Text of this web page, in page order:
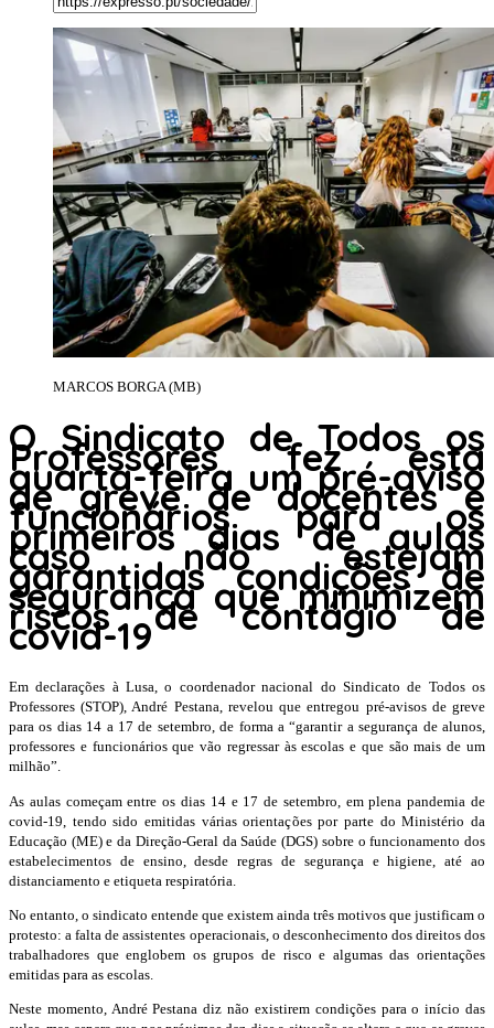
MARCOS BORGA (MB)
O Sindicato de Todos os
Professores fez esta
quarta-feira um pré-aviso
de greve de docentes e
funcionários para os
primeiros dias de aulas
caso não estejam
garantidas condições de
segurança que minimizem
riscos de contágio de
covid-19
Em declarações à Lusa, o coordenador nacional do Sindicato de Todos os
Professores (STOP), André Pestana, revelou que entregou pré-avisos de greve
para os dias 14 a 17 de setembro, de forma a “garantir a segurança de alunos,
professores e funcionários que vão regressar às escolas e que são mais de um
milhão”.
As aulas começam entre os dias 14 e 17 de setembro, em plena pandemia de
covid-19, tendo sido emitidas várias orientações por parte do Ministério da
Educação (ME) e da Direção-Geral da Saúde (DGS) sobre o funcionamento dos
estabelecimentos de ensino, desde regras de segurança e higiene, até ao
distanciamento e etiqueta respiratória.
No entanto, o sindicato entende que existem ainda três motivos que justificam o
protesto: a falta de assistentes operacionais, o desconhecimento dos direitos dos
trabalhadores que englobem os grupos de risco e algumas das orientações
emitidas para as escolas.
Neste momento, André Pestana diz não existirem condições para o início das